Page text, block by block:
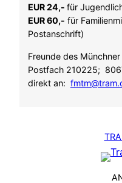
EUR 24,- für
EUR 60,- für
Postanschrift)
Freunde des
Postfach 210225;
direkt an: